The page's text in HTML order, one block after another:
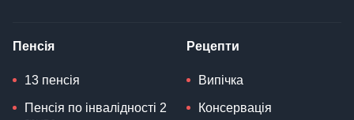
Пенсія
13 пенсія
Пенсія по інвалідності 2
Рецепти
Випічка
Консервація